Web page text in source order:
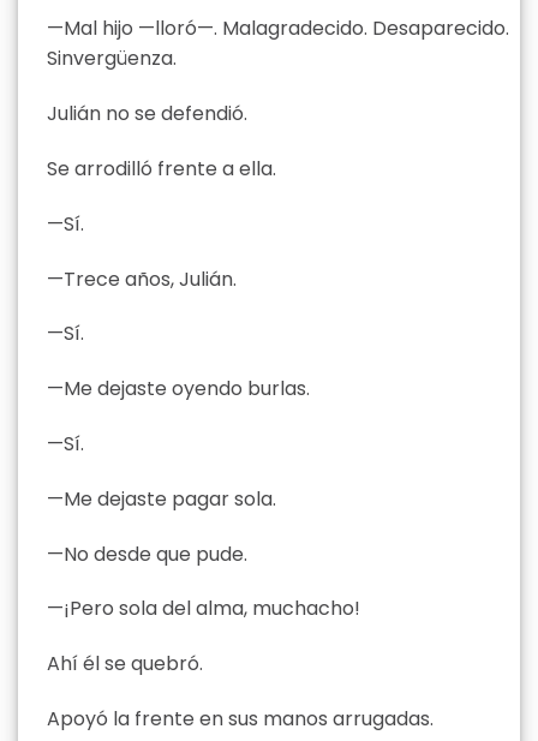
—Mal hijo —lloró—. Malagradecido. Desaparecido.
Sinvergüenza.
Julián no se defendió.
Se arrodilló frente a ella.
—Sí.
—Trece años, Julián.
—Sí.
—Me dejaste oyendo burlas.
—Sí.
—Me dejaste pagar sola.
—No desde que pude.
—¡Pero sola del alma, muchacho!
Ahí él se quebró.
Apoyó la frente en sus manos arrugadas.